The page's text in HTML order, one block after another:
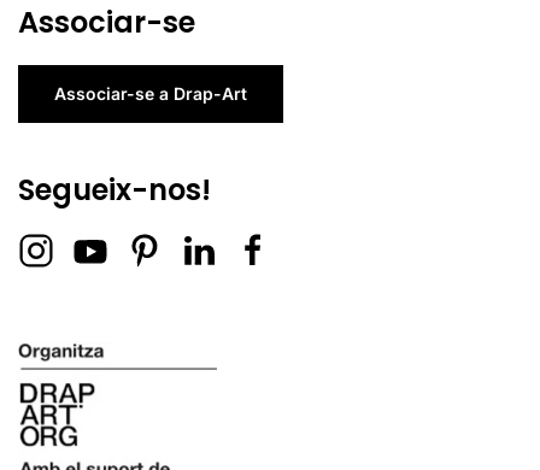
Associar-se
Associar-se a Drap-Art
Segueix-nos!